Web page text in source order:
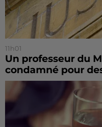
11h01
Un professeur du
condamné pour